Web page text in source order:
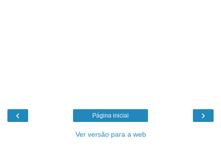
‹ ›
Página inicial
Ver versão para a web